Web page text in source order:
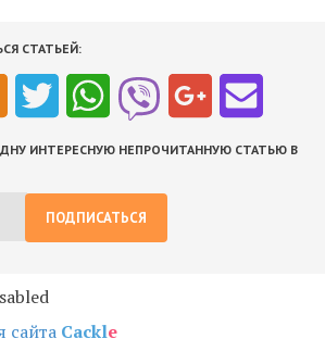
СТАТЬЕЙ:
ИНТЕРЕСНУЮ НЕПРОЧИТАННУЮ СТАТЬЮ В
ПОДПИСАТЬСЯ
сайта Cackle